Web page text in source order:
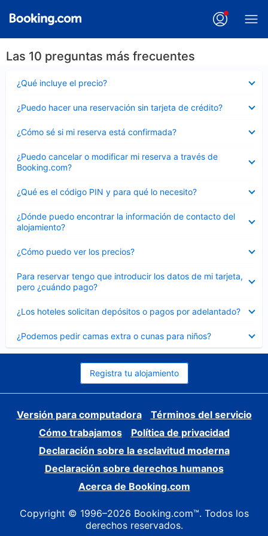
Las 10 preguntas más frecuentes
¿Qué incluye el precio?
cerrado
¿Puedo hacer una reservación sin tarjeta de crédito?
cerrado
¿Cómo sé si mi reserva está confirmada?
cerrado
¿Puedo cancelar o modificar mi reserva a través de
Booking.com?
cerrado
¿Qué es el código PIN y para qué lo necesito?
cerrado
¿Dónde puedo encontrar la información de contacto del
alojamiento?
cerrado
¿Cómo puedo ver los precios?
cerrado
Para reservar tengo que introducir los datos de mi tarjeta,
pero ¿cuándo pago?
cerrado
¿Los hoteles solicitan depósitos o pagos por adelantado?
cerrado
¿Podemos pedir camas extra o cunas para niños?
cerrado
Registra tu alojamiento
Versión para computadora
Términos del servicio
Cómo trabajamos
Política de privacidad
Declaración sobre la esclavitud moderna
Declaración sobre derechos humanos
Acerca de Booking.com
Copyright © 1996–2026 Booking.com™. Todos los
derechos reservados.